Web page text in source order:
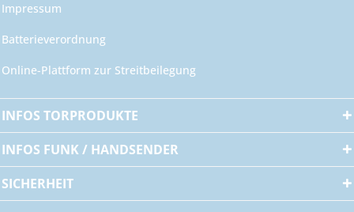
Impressum
Batterieverordnung
Online-Plattform zur Streitbeilegung
INFOS TORPRODUKTE
INFOS FUNK / HANDSENDER
SICHERHEIT